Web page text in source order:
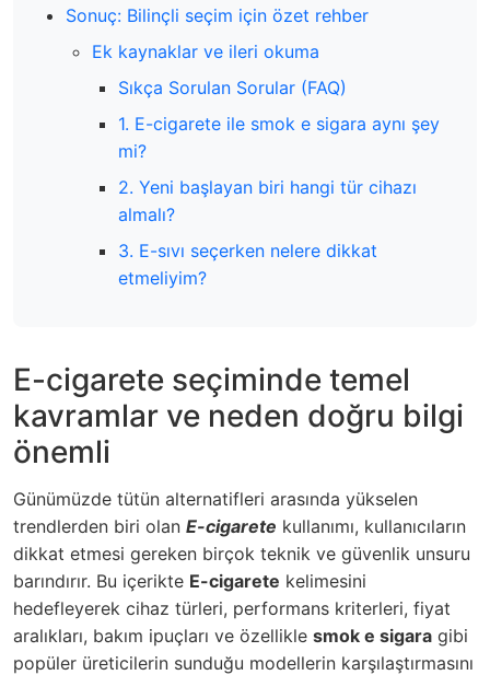
Sonuç: Bilinçli seçim için özet rehber
Ek kaynaklar ve ileri okuma
Sıkça Sorulan Sorular (FAQ)
1. E-cigarete ile smok e sigara aynı şey
mi?
2. Yeni başlayan biri hangi tür cihazı
almalı?
3. E-sıvı seçerken nelere dikkat
etmeliyim?
E-cigarete seçiminde temel
kavramlar ve neden doğru bilgi
önemli
Günümüzde tütün alternatifleri arasında yükselen
trendlerden biri olan E-cigarete kullanımı, kullanıcıların
dikkat etmesi gereken birçok teknik ve güvenlik unsuru
barındırır. Bu içerikte E-cigarete kelimesini
hedefleyerek cihaz türleri, performans kriterleri, fiyat
aralıkları, bakım ipuçları ve özellikle smok e sigara gibi
popüler üreticilerin sunduğu modellerin karşılaştırmasını